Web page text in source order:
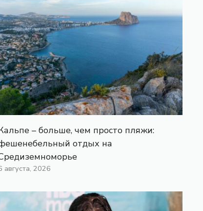
– больше, чем просто пляжи:
отдых на
августа, 2026